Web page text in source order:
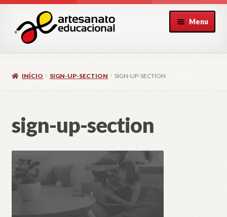
para
navegação
para
conteúdo
Menu
INÍCIO SIGN-UP-SECTION SIGN-UP-SECTION
sign-up-section